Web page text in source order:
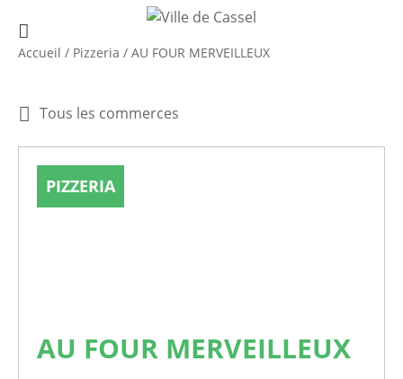
Accueil / Pizzeria / AU FOUR MERVEILLEUX
Tous les commerces
PIZZERIA
AU FOUR MERVEILLEUX